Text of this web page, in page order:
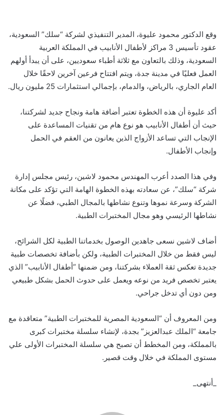
وقع الدكتور محمود عليوة، المدير التنفيذي لشركة “سلك” السعودية،
عقود تأسيس 3 مراكز لأطفال الأنابيب في المملكة العربية
السعودية، وذلك بالتعاون مع ثلاثة أطباء سعوديين، على أن يبدأ أولهم
العمل فعليًا في مدينة جدة، ويتم افتتاح فرعين آخرين لاحقًا خلال
العام الجاري، بالرياض، والدمام، بإجمالي استثمارات 25 مليون ريال.
أكد عليوة أن هذه الخطوة تعتبر أضافة هامة ونجاح جديد لشركتنا،
حيث أن أطفال الأنابيب هو نوع هام من تقنيات المساعدة على
الإنجاب التي تساعد الأزواج الذين يعانون من العقم في الحمل
وإنجاب الأطفال.
وفي هذا الصدد أعرب المهندس محمود لاشين، رئيس مجلس إدارة
شركة “سلك”، عن سعادته بهذه الخطوة الهامة التي تؤكد على مكانة
الشركة وسرعة نموها وتنوع نشاطها بالمجال الطبي، فضلًا عن
نشاطها الرئيسي وهو مجال المختبرات الطبية.
أضاف لاشين نسعى جاهدين الوصول بخدماتنا الطبية لكل الشرائح،
ليس فقط من خلال المختبرات الطبية، ولكن بأضافة تخصصات طبية
جديدة تعكس ثقة العملاء بشركتنا، ومن ضمنها “أطفال الأنابيب” الذي
يعتبر تخصص فريد من نوعه ويعمل على حدوث الحمل بشكل طبيعي
ومن دون أي تدخل جراحي.
ومن المعروف أن “السعودية المصرية للمختبرات الطبية” متعاقدة مع
جامعة “الملك عبدالعزيز” بجدة، لإنشاء سلسلة مختبرات كبرى
بالمملكة، ومن المخطط أن تصبح هي سلسلة المختبرات الأولى علي
مستوى المملكة في خلال وقت قصير.
_أنتهى_